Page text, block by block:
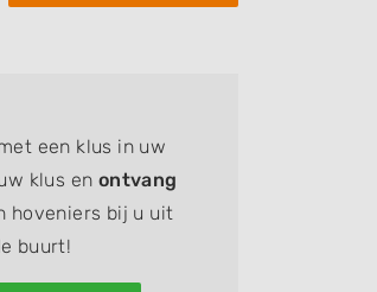
een klus in uw
klus en ontvang
hoveniers bij u uit
buurt!